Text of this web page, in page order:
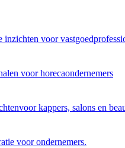
inzichten voor
voor horecaondernemers
kappers, salons en
voor ondernemers.